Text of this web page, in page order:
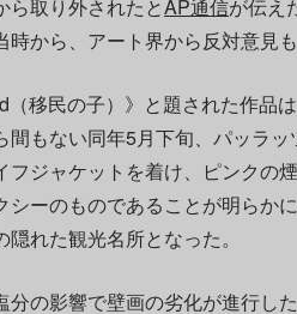
ら取り外されたとAP通信が伝え
時から、アート界から反対意見も
（移民の子）》と題された作品
間もない同年5月下旬、パッラ
フジャケットを着け、ピンクの
シーのものであることが明らか
隠れた観光名所となった。
分の影響で壁画の劣化が進行し